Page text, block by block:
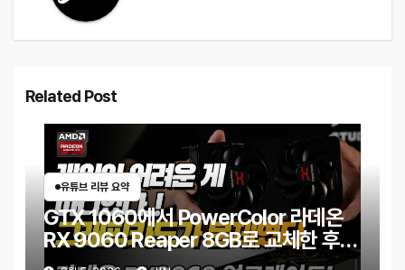
Related Post
유튜브 리뷰 요약
GTX 1060에서 PowerColor 라데온
RX 9060 Reaper 8GB로 교체한 후기
｜엘든링·몬스터 헌터 와일즈 체감 변화